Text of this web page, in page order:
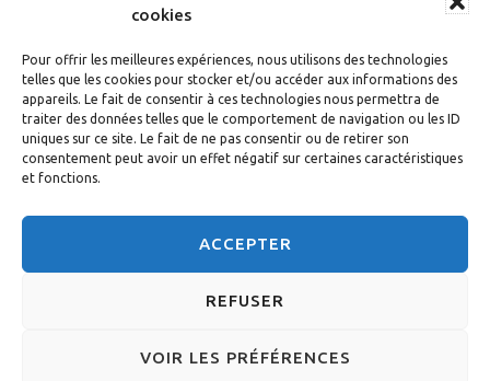
cookies
Pour offrir les meilleures expériences, nous utilisons des technologies
telles que les cookies pour stocker et/ou accéder aux informations des
appareils. Le fait de consentir à ces technologies nous permettra de
traiter des données telles que le comportement de navigation ou les ID
uniques sur ce site. Le fait de ne pas consentir ou de retirer son
consentement peut avoir un effet négatif sur certaines caractéristiques
et fonctions.
ACCEPTER
REFUSER
VOIR LES PRÉFÉRENCES
© 2026 DIACONESSES DE STRASBOURG - CONCEPTION :